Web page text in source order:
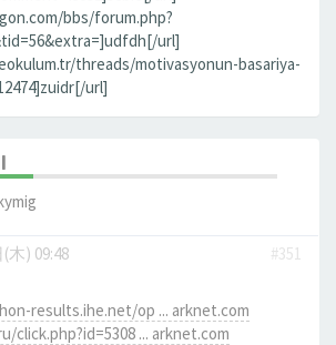
bbs/forum.php?
url]
threads/motivasyonun-basariya-
url]
木) 09:48
#351
results.ihe.net/op ... arknet.com
click.php?id=5308 ... arknet.com